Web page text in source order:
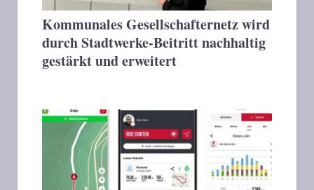
Kommunales Gesellschafternetz wird
durch Stadtwerke-Beitritt nachhaltig
gestärkt und erweitert